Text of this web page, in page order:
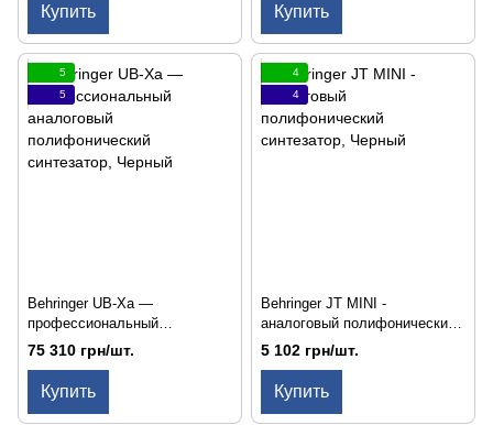
Купить Купить
5
5
Behringer UB-Xa —
профессиональный
аналоговый полифонический
синтезатор
75 310 грн/шт.
Купить
4
4
Behringer JT MINI -
аналоговый полифонический
синтезатор
5 102 грн/шт.
Купить